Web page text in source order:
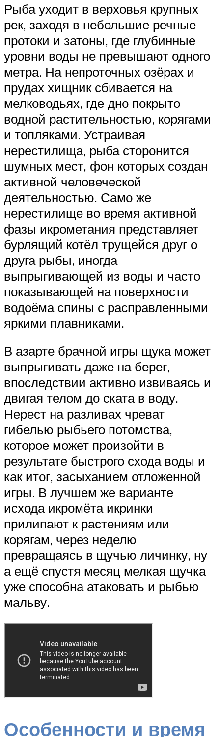
Рыба уходит в верховья крупных
рек, заходя в небольшие речные
протоки и затоны, где глубинные
уровни воды не превышают одного
метра. На непроточных озёрах и
прудах хищник сбивается на
мелководьях, где дно покрыто
водной растительностью, корягами
и топляками. Устраивая
нерестилища, рыба сторонится
шумных мест, фон которых создан
активной человеческой
деятельностью. Само же
нерестилище во время активной
фазы икрометания представляет
бурлящий котёл трущейся друг о
друга рыбы, иногда
выпрыгивающей из воды и часто
показывающей на поверхности
водоёма спины с расправленными
яркими плавниками.
В азарте брачной игры щука может
выпрыгивать даже на берег,
впоследствии активно извиваясь и
двигая телом до ската в воду.
Нерест на разливах чреват
гибелью рыбьего потомства,
которое может произойти в
результате быстрого схода воды и
как итог, засыханием отложенной
игры. В лучшем же варианте
исхода икромёта икринки
прилипают к растениям или
корягам, через неделю
превращаясь в щучью личинку, ну
а ещё спустя месяц мелкая щучка
уже способна атаковать и рыбью
мальву.
Особенности и время